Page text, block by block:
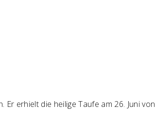
erhielt die heilige Taufe am 26. Juni von